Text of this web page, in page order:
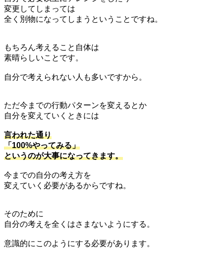
変更してしまっては
全く別物になってしまうということですね。
もちろん考えること自体は
素晴らしいことです。
自分で考えられない人も多いですから。
ただ今までの行動パターンを変えるとか
自分を変えていくときには
言われた通り
「100%やってみる」
というのが大事になってきます。
今までの自分の考え方を
変えていく必要があるからですね。
そのために
自分の考えを全くはさまないようにする。
意識的にこのようにする必要があります。